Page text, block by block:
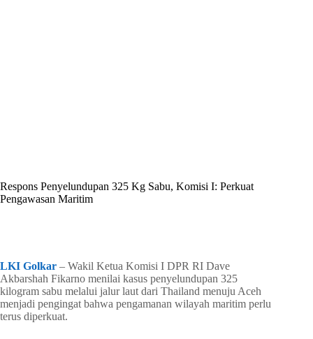
Respons Penyelundupan 325 Kg Sabu, Komisi I: Perkuat
Pengawasan Maritim
LKI Golkar – Wakil Ketua Komisi I DPR RI Dave
Akbarshah Fikarno menilai kasus penyelundupan 325
kilogram sabu melalui jalur laut dari Thailand menuju Aceh
menjadi pengingat bahwa pengamanan wilayah maritim perlu
terus diperkuat.